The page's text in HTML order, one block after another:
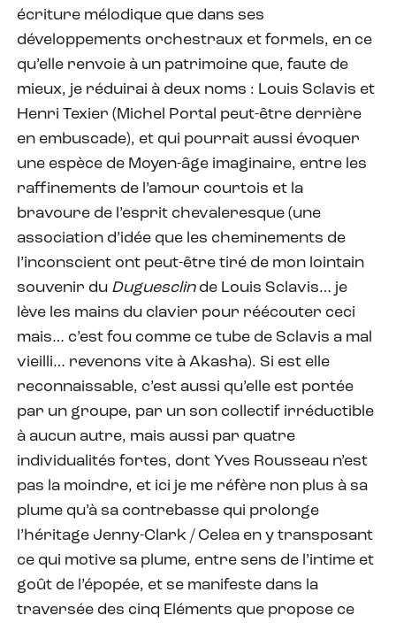
écriture mélodique que dans ses
développements orchestraux et formels, en ce
qu’elle renvoie à un patrimoine que, faute de
mieux, je réduirai à deux noms : Louis Sclavis et
Henri Texier (Michel Portal peut-être derrière
en embuscade), et qui pourrait aussi évoquer
une espèce de Moyen-âge imaginaire, entre les
raffinements de l’amour courtois et la
bravoure de l’esprit chevaleresque (une
association d’idée que les cheminements de
l’inconscient ont peut-être tiré de mon lointain
souvenir du Duguesclin de Louis Sclavis… je
lève les mains du clavier pour réécouter ceci
mais… c’est fou comme ce tube de Sclavis a mal
vieilli… revenons vite à Akasha). Si est elle
reconnaissable, c’est aussi qu’elle est portée
par un groupe, par un son collectif irréductible
à aucun autre, mais aussi par quatre
individualités fortes, dont Yves Rousseau n’est
pas la moindre, et ici je me réfère non plus à sa
plume qu’à sa contrebasse qui prolonge
l’héritage Jenny-Clark / Celea en y transposant
ce qui motive sa plume, entre sens de l’intime et
goût de l’épopée, et se manifeste dans la
traversée des cinq Eléments que propose ce